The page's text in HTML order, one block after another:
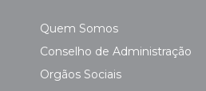
Quem Somos
Conselho de Administração
Orgãos Sociais